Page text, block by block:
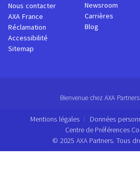
Nous contacter
AXA France
Réclamation
Accessibilité
Sitemap
Newsroom
Carrières
Blog
Bienvenue chez AXA
Mentions légales Données
Centre de Préférences
© 2025 AXA Partners. Tous